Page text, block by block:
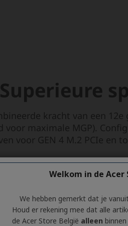
Welkom in de Acer
We hebben gemerkt dat je
Houd er rekening mee dat alle
de Acer Store België alleen